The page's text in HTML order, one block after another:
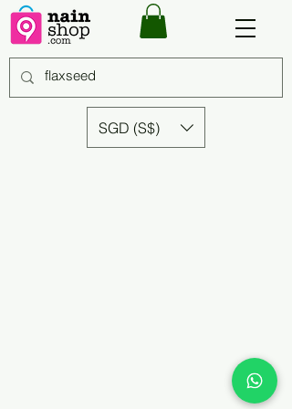
SGD (S$)